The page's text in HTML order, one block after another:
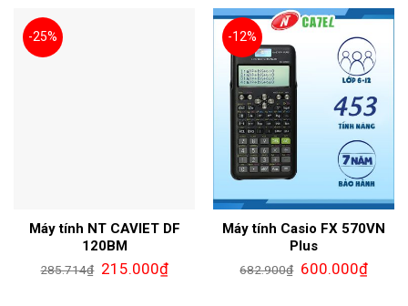
-25%
Máy tính NT CAVIET DF
120BM
285.714₫ 215.000₫
-12%
Máy tính Casio FX 570VN
Plus
682.900₫ 600.000₫